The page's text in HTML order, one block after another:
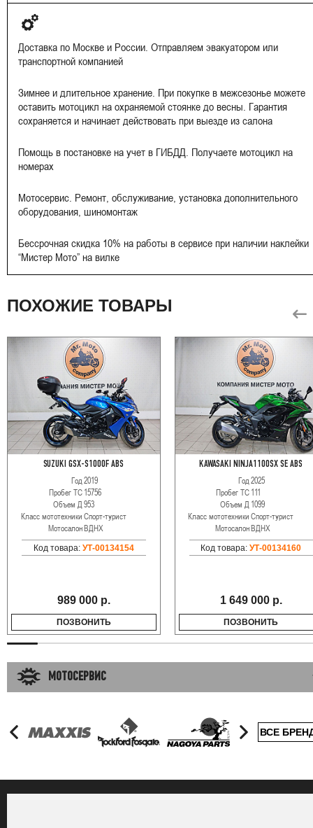
Доставка по Москве и России. Отправляем эвакуатором или
транспортной компанией
Зимнее и длительное хранение. При покупке в межсезонье можете
оставить мотоцикл на охраняемой стоянке до весны. Гарантия
сохраняется и начинает действовать при выезде из салона
Помощь в постановке на учет в ГИБДД. Получаете мотоцикл на
номерах
Мотосервис. Ремонт, обслуживание, установка дополнительного
оборудования, шиномонтаж
Бессрочная скидка 10% на работы в сервисе при наличии наклейки
“Мистер Мото” на вилке
ПОХОЖИЕ ТОВАРЫ
SUZUKI GSX-S1000F ABS
Год2019
Пробег ТС 15756
Объем Д953
Класс мототехникиСпорт-турист
МотосалонВДНХ
Код товара: УТ-00134154
989 000 р.
ПОЗВОНИТЬ
KAWASAKI NINJA1100SX SE ABS
Год 2025
Пробег ТС111
Объем Д 1099
Класс мототехники Спорт-турист
МотосалонВДНХ
Код товара:УТ-00134160
1 649 000 р.
ПОЗВОНИТЬ
МОТОСЕРВИС
ВСЕ